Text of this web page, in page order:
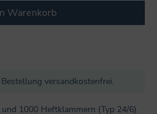
Wert ein oder
Warenkorb
versandkostenfrei.
1000 Heftklammern (Typ 24/6).